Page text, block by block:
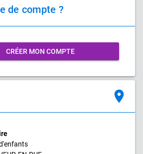
de compte ?
CRÉER MON COMPTE
place